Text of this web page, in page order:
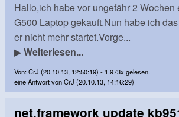
Hallo,ich habe vor ungefähr 2 Wochen
G500 Laptop gekauft.Nun habe ich
er nicht mehr startet.Vorge...
▶Weiterlesen...
Von: CrJ (20.10.13, 12:50:19) - 1.973x gelesen.
eine Antwort von CrJ (20.10.13, 14:16:29)
net.framework update